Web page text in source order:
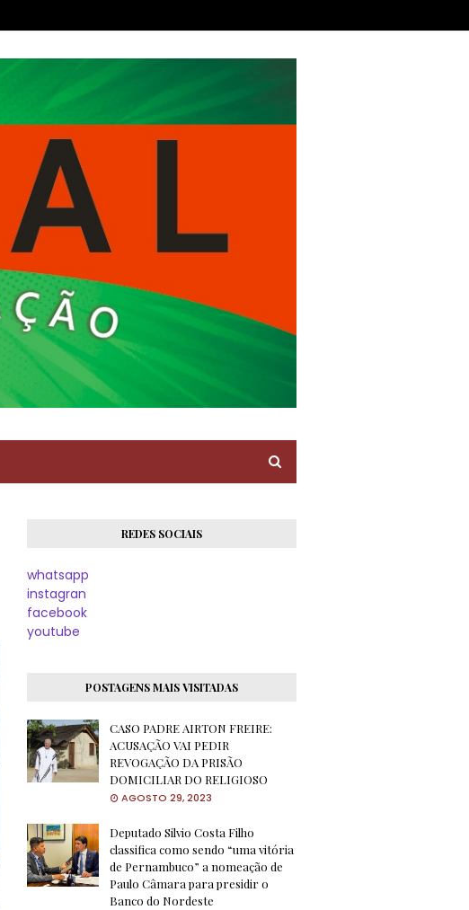
REDES SOCIAIS
whatsapp
instagran
facebook
youtube
POSTAGENS MAIS VISITADAS
CASO PADRE AIRTON FREIRE:
ACUSAÇÃO VAI PEDIR
REVOGAÇÃO DA PRISÃO
DOMICILIAR DO RELIGIOSO
AGOSTO 29, 2023
Deputado Silvio Costa Filho
classifica como sendo “uma vitória
de Pernambuco” a nomeação de
Paulo Câmara para presidir o
Banco do Nordeste